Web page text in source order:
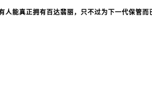
人能真正拥有百达翡丽，只不过为下一代保管而